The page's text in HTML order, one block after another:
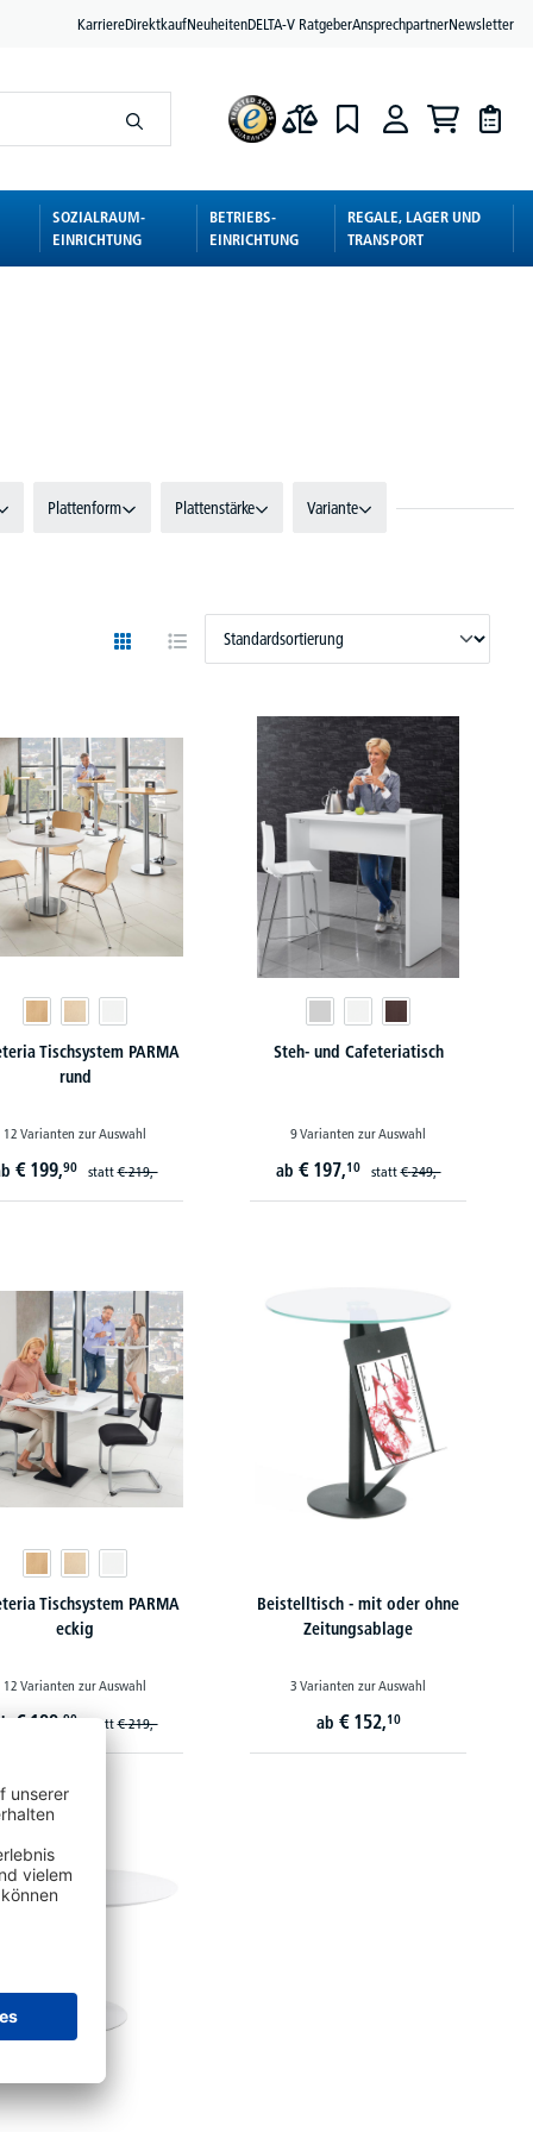
KarriereDirektkaufNeuheitenDELTA-V RatgeberAnsprechpartnerNewsletter
SOZIALRAUM-
EINRICHTUNG
BETRIEBS-
EINRICHTUNG
REGALE, LAGER UND
TRANSPORT
Plattenform Plattenstärke Variante
Tischsystem PARMA
rund
12 Varianten zur Auswahl
€ 199,90 statt€ 219,-
Steh- und Cafeteriatisch
9 Varianten zur Auswahl
ab € 197,10 statt€ 249,-
Tischsystem PARMA
eckig
12 Varianten zur Auswahl
€ 199, 90 statt€ 219,-
Beistelltisch - mit oder ohne
Zeitungsablage
3 Varianten zur Auswahl
ab € 152,10